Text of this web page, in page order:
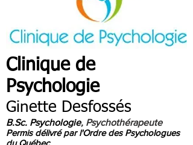
Clinique de
Psychologie
Ginette Desfossés
B.Sc. Psychologie, Psychothérapeute
Permis délivré par l'Ordre des Psychologues
du Québec